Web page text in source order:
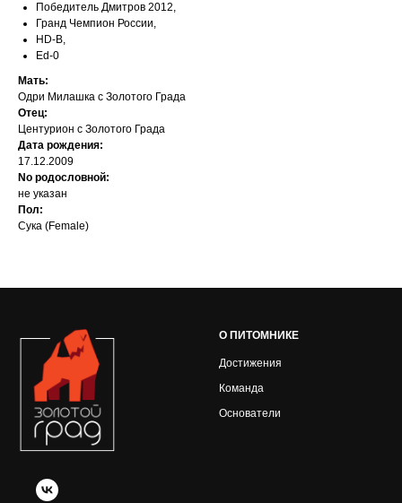
Победитель Дмитров 2012,
Гранд Чемпион России,
HD-B,
Ed-0
Мать:
Одри Милашка с Золотого Града
Отец:
Центурион с Золотого Града
Дата рождения:
17.12.2009
No родословной:
не указан
Пол:
Сука (Female)
О ПИТОМНИКЕ
Достижения
Команда
Основатели